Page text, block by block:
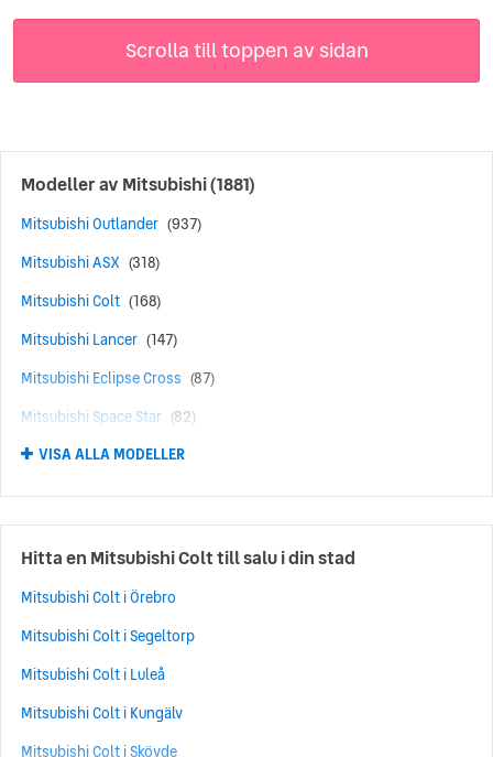
Scrolla till toppen av sidan
Modeller av Mitsubishi(1881)
Mitsubishi Outlander (937)
Mitsubishi ASX (318)
Mitsubishi Colt (168)
Mitsubishi Lancer (147)
Mitsubishi Eclipse Cross (87)
Mitsubishi Space Star (82)
Mitsubishi Grandis (48)
Mitsubishi Pajero (48)
Mitsubishi Carisma (15)
Mitsubishi Eclipse (13)
Mitsubishi 3000 GT (5)
Mitsubishi Space Wagon (4)
Mitsubishi Galant (3)
Mitsubishi L200 (3)
VISA ALLA MODELLER
Hitta en Mitsubishi Colt till salu i din stad
Mitsubishi Colt i Örebro
Mitsubishi Colt i Segeltorp
Mitsubishi Colt i Luleå
Mitsubishi Colt i Kungälv
Mitsubishi Colt i Skövde